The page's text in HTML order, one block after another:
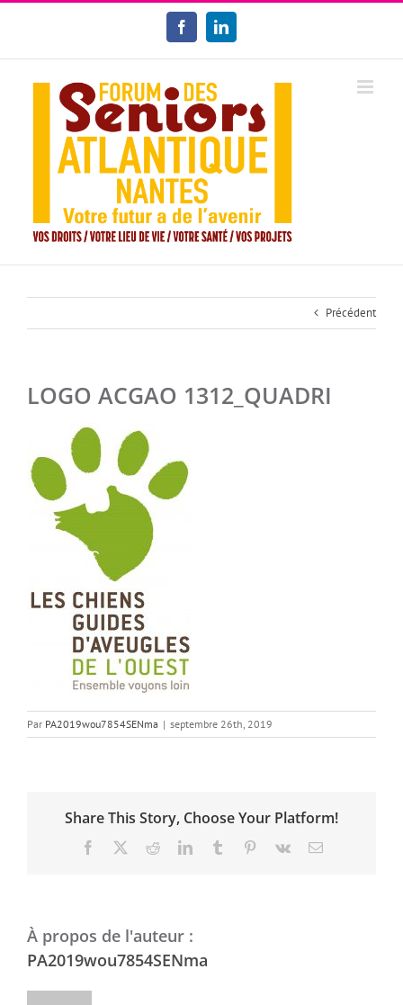
Passer
FacebookLinkedIn
Précédent
LOGO ACGAO 1312_QUADRI
Par PA2019wou7854SENma | septembre 26th, 2019
Share This Story, Choose Your Platform!
Facebook RedditLinkedInTumblr Pinterest
Vk Email
À propos de l'auteur :
PA2019wou7854SENma